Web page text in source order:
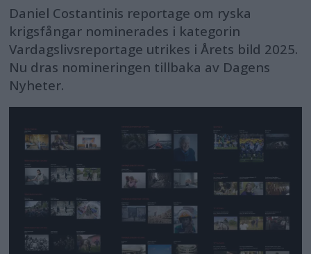
Daniel Costantinis reportage om ryska
krigsfångar nominerades i kategorin
Vardagslivsreportage utrikes i Årets bild 2025.
Nu dras nomineringen tillbaka av Dagens
Nyheter.